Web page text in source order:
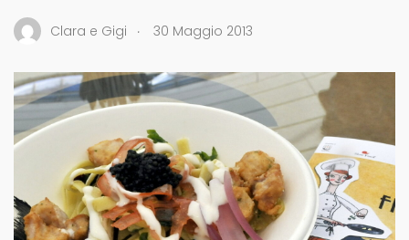
Clara e Gigi . 30 Maggio 2013